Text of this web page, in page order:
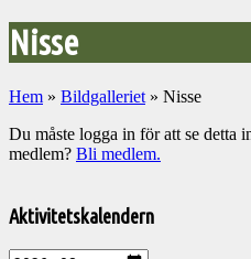
Nisse
Hem » Bildgalleriet » Nisse
Du måste logga in för att se detta
medlem? Bli medlem.
till
Aktivitetskalendern